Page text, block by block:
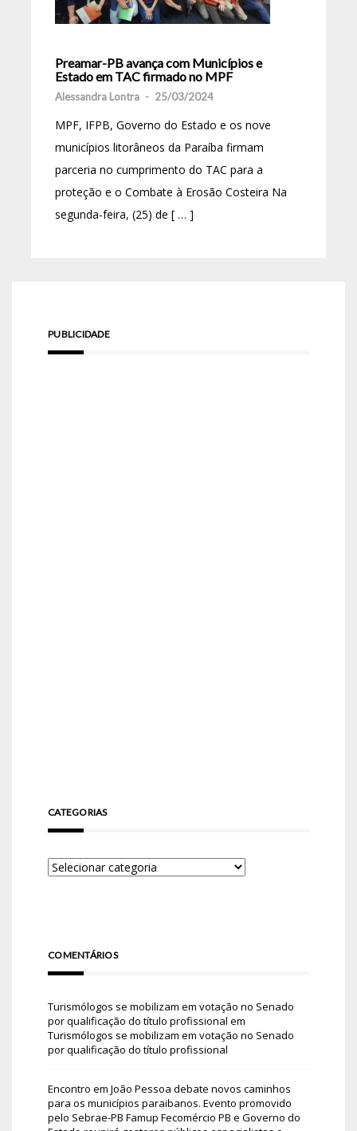
Preamar-PB avança com Municípios e
Estado em TAC firmado no MPF
Alessandra Lontra - 25/03/2024
MPF, IFPB, Governo do Estado e os nove
municípios litorâneos da Paraíba firmam
parceria no cumprimento do TAC para a
proteção e o Combate à Erosão Costeira Na
segunda-feira, (25) de [ … ]
PUBLICIDADE
CATEGORIAS
COMENTÁRIOS
Turismólogos se mobilizam em votação no Senado
por qualificação do título profissional em
Turismólogos se mobilizam em votação no Senado
por qualificação do título profissional
Encontro em João Pessoa debate novos caminhos
para os municípios paraibanos. Evento promovido
pelo Sebrae-PB Famup Fecomércio PB e Governo do